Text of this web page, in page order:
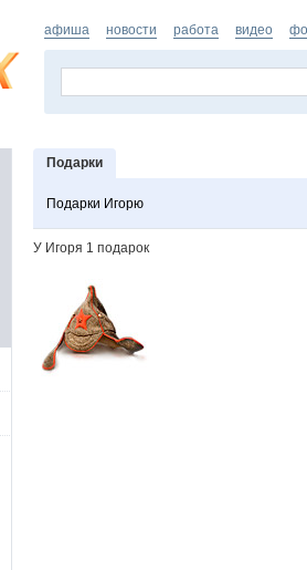
афиша новости работа видео
Подарки
Подарки Игорю
У Игоря 1 подарок